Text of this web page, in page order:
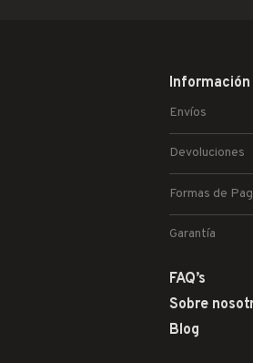
Información
Envíos
Devoluciones
Formas de
Garantía
FAQ’s
Sobre
Blog